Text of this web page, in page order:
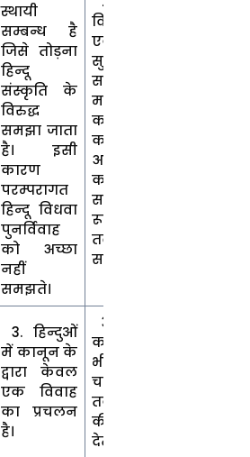
स्थायी
सम्बन्ध है
जिसे तोड़ना
हिन्दू
संस्कृति के
विरुद्ध
समझा जाता
है। इसी
कारण
परम्परागत
हिन्दू विधवा
पुनर्विवाह
को अच्छा
नहीं
समझते।
विवाह को
एक
सुविधाजनक
समझौता
मानने के
कारण पुरुष
कभी भी
अपनी पत्नी
को
सामाजिक
रूप से
तलाक दे
सकता है ।
3. हिन्दुओं
में कानून के
द्वारा केवल
एक विवाह
का प्रचलन
है।
3. मुस्लिम
कानून आज
भी पुरुष को
चार पत्नियाँ
तक रखने
की अनुमति
देते हैं।